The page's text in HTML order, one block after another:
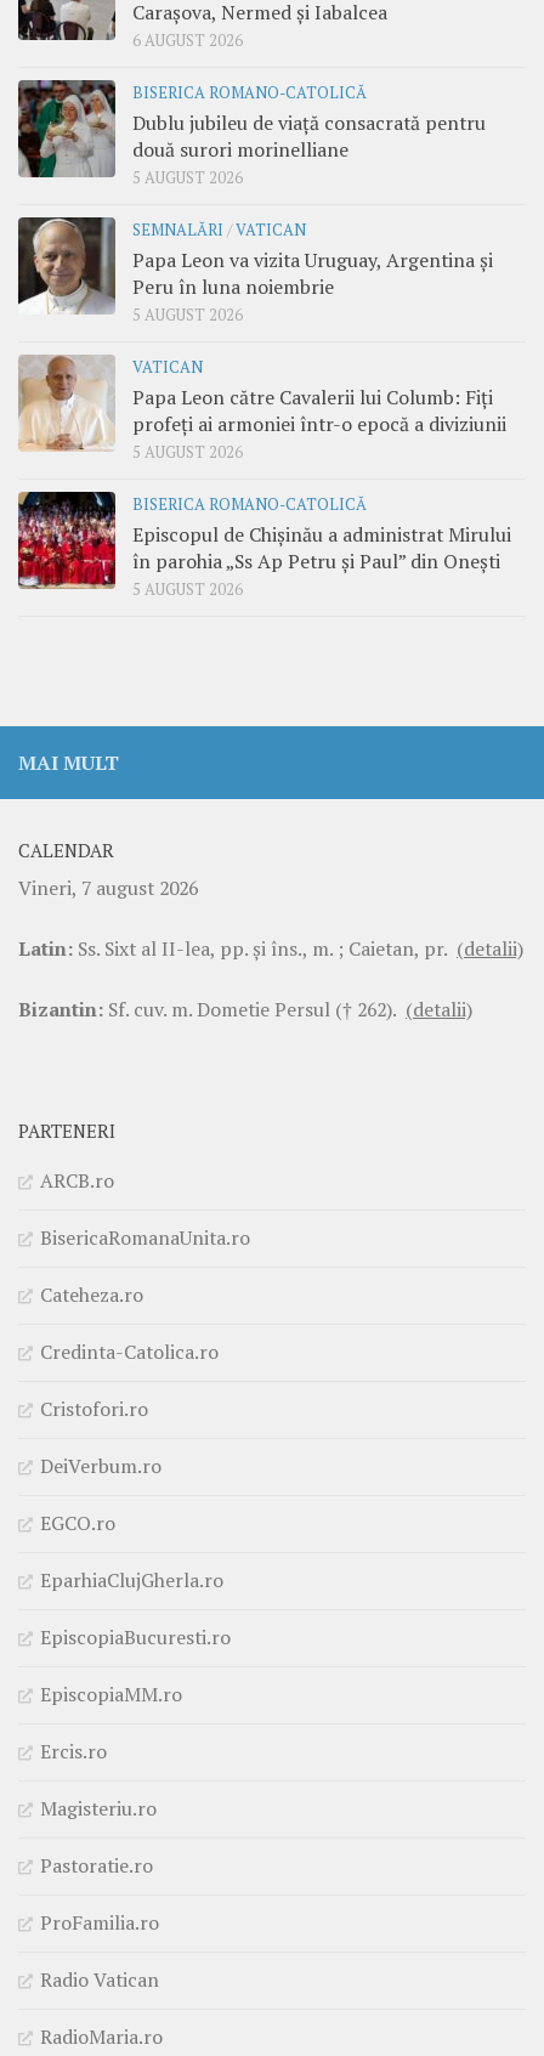
Carașova, Nermed și Iabalcea
6 AUGUST 2026
BISERICA ROMANO-CATOLICĂ
Dublu jubileu de viață consacrată pentru
două surori morinelliane
5 AUGUST 2026
SEMNALĂRI /VATICAN
Papa Leon va vizita Uruguay, Argentina și
Peru în luna noiembrie
5 AUGUST 2026
VATICAN
Papa Leon către Cavalerii lui Columb: Fiți
profeți ai armoniei într-o epocă a diviziunii
5 AUGUST 2026
BISERICA ROMANO-CATOLICĂ
Episcopul de Chișinău a administrat Mirului
în parohia „Ss Ap Petru și Paul” din Onești
5 AUGUST 2026
MAI MULT
CALENDAR
Vineri, 7 august 2026
Latin: Ss. Sixt al II-lea, pp. şi îns., m. ; Caietan, pr. (detalii)
Bizantin: Sf. cuv. m. Dometie Persul († 262). (detalii)
PARTENERI
ARCB.ro
BisericaRomanaUnita.ro
Cateheza.ro
Credinta-Catolica.ro
Cristofori.ro
DeiVerbum.ro
EGCO.ro
EparhiaClujGherla.ro
EpiscopiaBucuresti.ro
EpiscopiaMM.ro
Ercis.ro
Magisteriu.ro
Pastoratie.ro
ProFamilia.ro
Radio Vatican
RadioMaria.ro